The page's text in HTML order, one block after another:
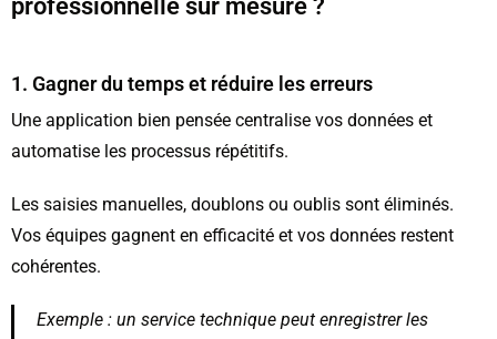
professionnelle sur mesure ?
1. Gagner du temps et réduire les erreurs
Une application bien pensée centralise vos données et
automatise les processus répétitifs.
Les saisies manuelles, doublons ou oublis sont éliminés.
Vos équipes gagnent en efficacité et vos données restent
cohérentes.
Exemple : un service technique peut enregistrer les